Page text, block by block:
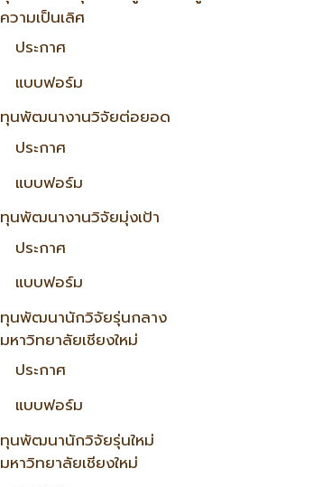
ความเป็นเลิศ
ประกาศ
แบบฟอร์ม
ทุนพัฒนางานวิจัยต่อยอด
ประกาศ
แบบฟอร์ม
ทุนพัฒนางานวิจัยมุ่งเป้า
ประกาศ
แบบฟอร์ม
ทุนพัฒนานักวิจัยรุ่นกลาง
มหาวิทยาลัยเชียงใหม่
ประกาศ
แบบฟอร์ม
ทุนพัฒนานักวิจัยรุ่นใหม่
มหาวิทยาลัยเชียงใหม่